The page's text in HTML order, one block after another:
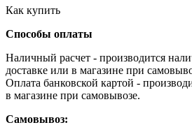
Как купить
Способы оплаты
Наличный расчет - производится
доставке или в магазине при
Оплата банковской картой -
в магазине при самовывозе.
Самовывоз: